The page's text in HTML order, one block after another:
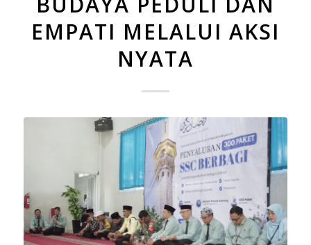
EMPATI MELALUI AKSI
NYATA